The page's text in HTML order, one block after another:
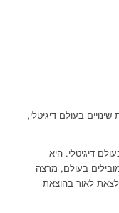
בעולם דיגיטלי,
דיגיטלי. היא
בעולם, מרצה
לאור בהוצאת